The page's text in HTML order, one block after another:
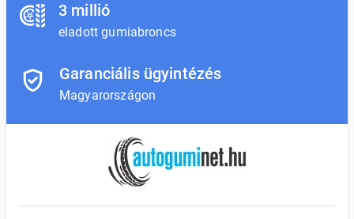
3 millió
eladott gumiabroncs
Garanciális ügyintézés
Magyarországon